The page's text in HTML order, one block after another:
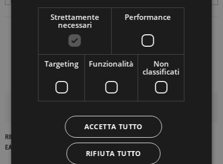
RIFERIMENTO
EAN13
Strettamente
necessari
Performance
Targeting Funzionalità
Non
classificati
ACCETTA TUTTO
RIFIUTA TUTTO